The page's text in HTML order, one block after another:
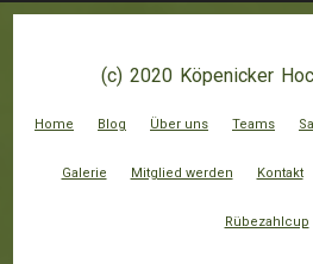
(c) 2020 Köpenicker
Home Blog Über uns Teams
Galerie Mitglied werden Kontakt
Rübezahlcup